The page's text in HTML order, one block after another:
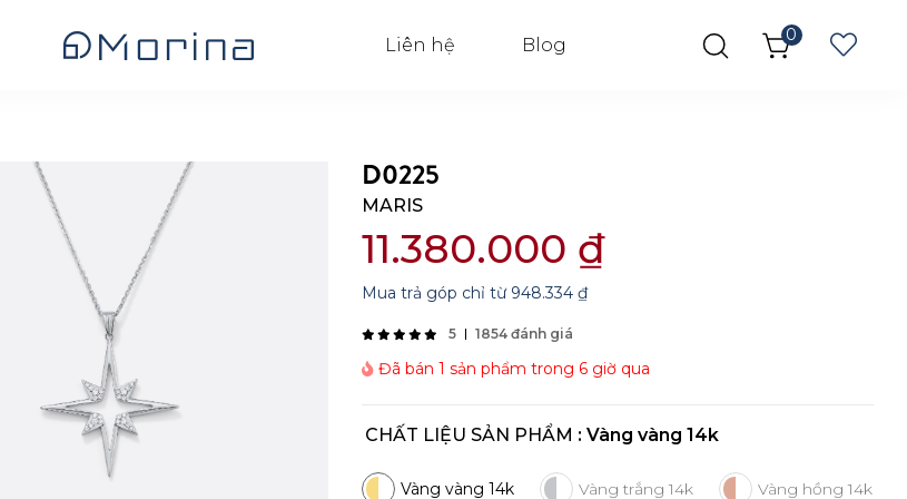
Liên hệ Blog 0
D0225
MARIS
11.380.000 ₫
Mua trả góp chỉ từ 948.334 ₫
5 1854 đánh giá
Đã bán 1 sản phẩm trong 6 giờ qua
CHẤT LIỆU SẢN PHẨM : Vàng vàng 14k